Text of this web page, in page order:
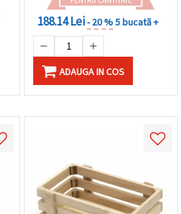
188.14 Lei- 20 %5 bucată +
ADAUGA IN COS